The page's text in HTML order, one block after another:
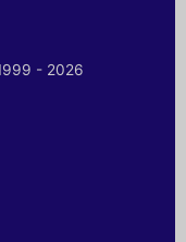
- 2026